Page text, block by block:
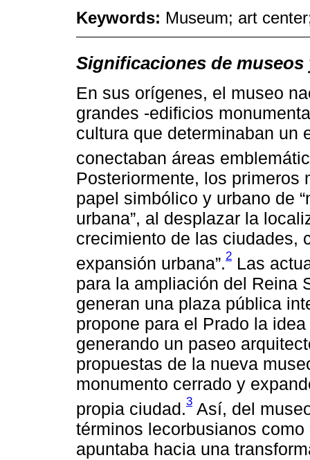
Keywords: Museum; art
Significaciones de museos
En sus orígenes, el museo
grandes -edificios
cultura que determinaban un
conectaban áreas
Posteriormente, los primeros
papel simbólico y urbano de
urbana”, al desplazar la
crecimiento de las ciudades,
expansión urbana”.2 Las
para la ampliación del Reina
generan una plaza pública
propone para el Prado la
generando un paseo
propuestas de la nueva
monumento cerrado y
propia ciudad.3 Así, del
términos lecorbusianos como
apuntaba hacia una